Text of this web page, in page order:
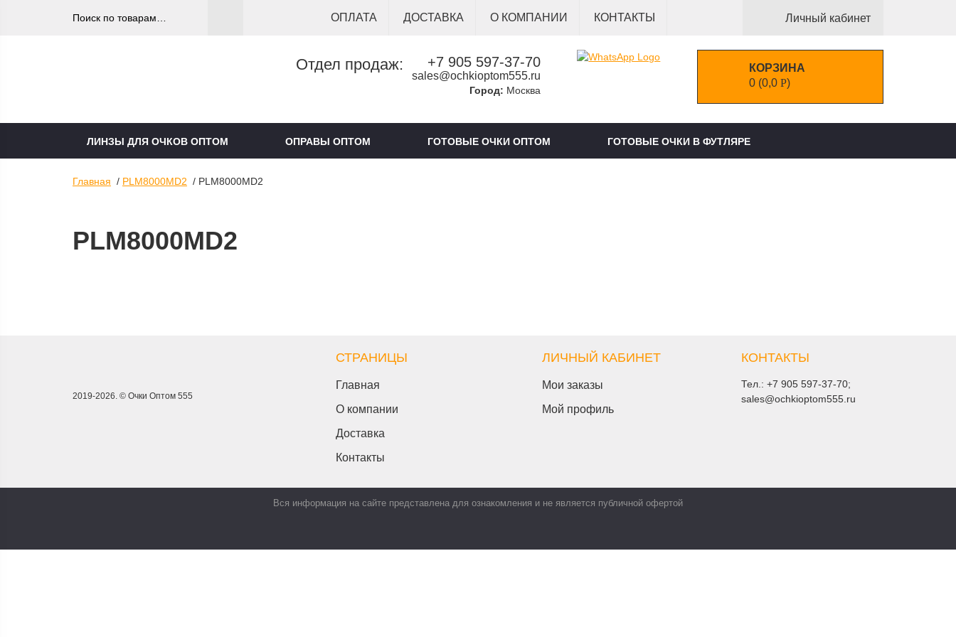
ОПЛАТА ДОСТАВКА О КОМПАНИИ КОНТАКТЫ Личный кабинет
Отдел продаж: +7 905 597-37-70
sales@ochkioptom555.ru
Город: Москва
КОРЗИНА
0(0,0 Р)
ЛИНЗЫ ДЛЯ ОЧКОВ ОПТОМ ОПРАВЫ ОПТОМ ГОТОВЫЕ ОЧКИ ОПТОМ ГОТОВЫЕ ОЧКИ В ФУТЛЯРЕ
Главная / PLM8000MD2 / PLM8000MD2
PLM8000MD2
2019-2026. © Очки Оптом 555
СТРАНИЦЫ
Главная
О компании
Доставка
Контакты
ЛИЧНЫЙ КАБИНЕТ
Мои заказы
Мой профиль
КОНТАКТЫ
Тел.: +7 905 597-37-70;
sales@ochkioptom555.ru
Вся информация на сайте представлена для ознакомления и не является публичной офертой